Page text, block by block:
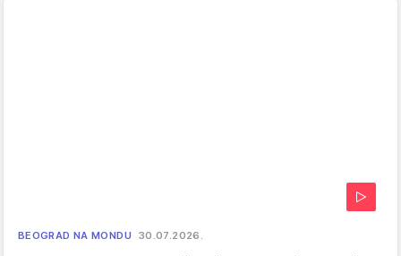
BEOGRAD NA MONDU 30.07.2026.